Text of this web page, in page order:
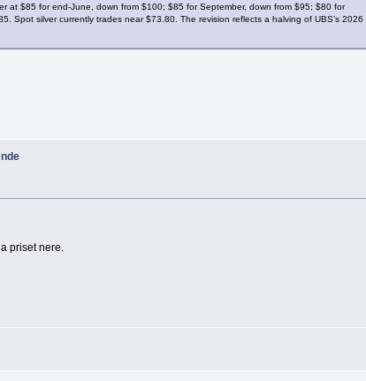
at $85 for end-June, down from $100; $85 for September, down from $95; $80 for
Spot silver currently trades near $73.80. The revision reflects a halving of UBS’s 2026
priset nere.